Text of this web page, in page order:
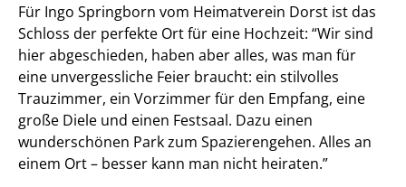
Für Ingo Springborn vom Heimatverein Dorst ist das
Schloss der perfekte Ort für eine Hochzeit: “Wir sind
hier abgeschieden, haben aber alles, was man für
eine unvergessliche Feier braucht: ein stilvolles
Trauzimmer, ein Vorzimmer für den Empfang, eine
große Diele und einen Festsaal. Dazu einen
wunderschönen Park zum Spazierengehen. Alles an
einem Ort – besser kann man nicht heiraten.”